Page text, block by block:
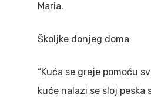
Maria.
Školjke donjeg doma
“Kuća se greje pomoću
kuće nalazi se sloj peska